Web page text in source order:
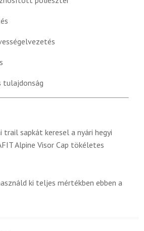
tulajdonság
trail sapkát keresel a nyári hegyi
Alpine Visor Cap tökéletes
ki teljes mértékben ebben a